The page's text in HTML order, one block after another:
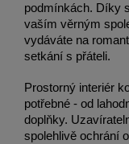
podmínkách. Díky
vaším věrným
vydáváte na
setkání s přáteli.
Prostorný interiér
potřebné - od
doplňky.
spolehlivě ochrání